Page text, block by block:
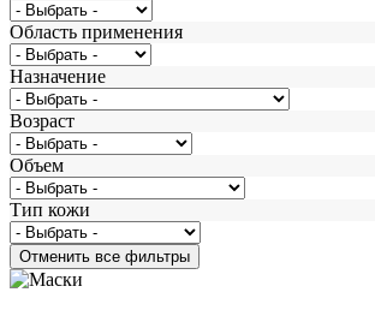
Область применения
Назначение
Возраст
Объем
Тип кожи